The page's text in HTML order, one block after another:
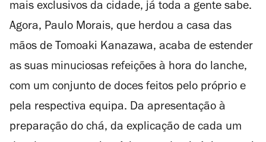
mais exclusivos da cidade, já toda a gente sabe.
Agora, Paulo Morais, que herdou a casa das
mãos de Tomoaki Kanazawa, acaba de estender
as suas minuciosas refeições à hora do lanche,
com um conjunto de doces feitos pelo próprio e
pela respectiva equipa. Da apresentação à
preparação do chá, da explicação de cada um